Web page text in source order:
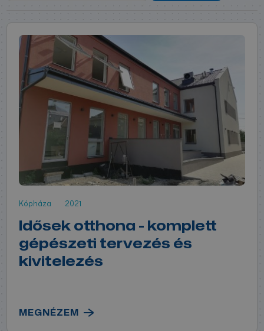
Kópháza 2021
Idősek otthona - komplett
gépészeti tervezés és
kivitelezés
MEGNÉZEM